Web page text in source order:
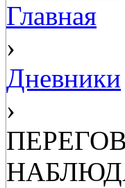
Главная
›
Дневники
›